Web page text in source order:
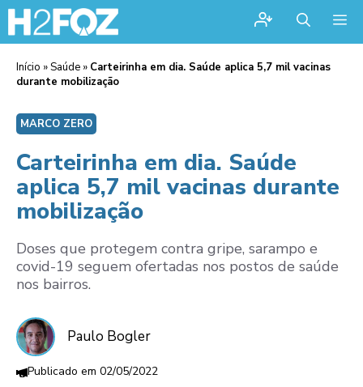
Início »Saúde » Carteirinha em dia. Saúde aplica 5,7 mil vacinas
durante mobilização
MARCO ZERO
Carteirinha em dia. Saúde
aplica 5,7 mil vacinas durante
mobilização
Doses que protegem contra gripe, sarampo e
covid-19 seguem ofertadas nos postos de saúde
nos bairros.
Paulo Bogler
02/05/2022